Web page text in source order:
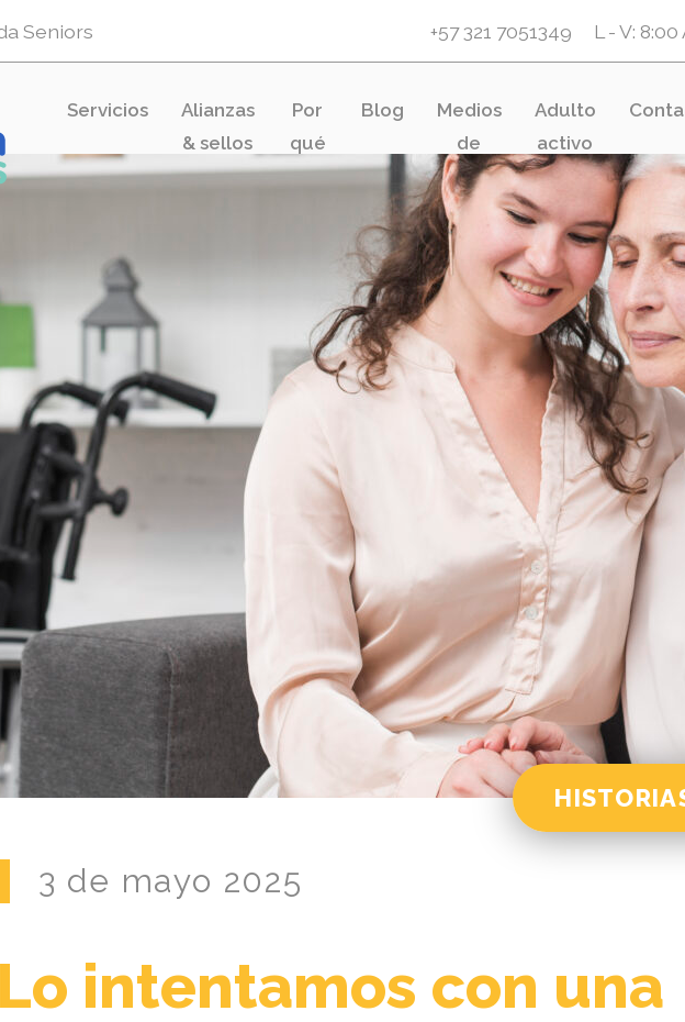
Seniors +57 321 7051349 L - V:
Servicios
Alianzas
& sellos
Por
qué
Más
Blog
Medios
de
pago
Adulto
activo
3 de mayo 2025
intentamos con una